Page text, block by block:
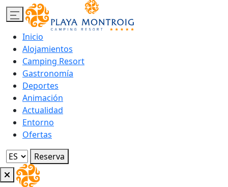
Inicio
Alojamientos
Camping Resort
Gastronomía
Deportes
Animación
Actualidad
Entorno
Ofertas
Reserva